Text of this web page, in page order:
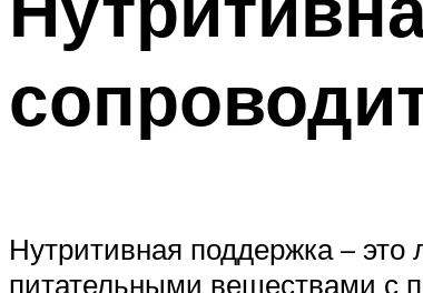
Нутритивная поддержка –
питательными веществами с